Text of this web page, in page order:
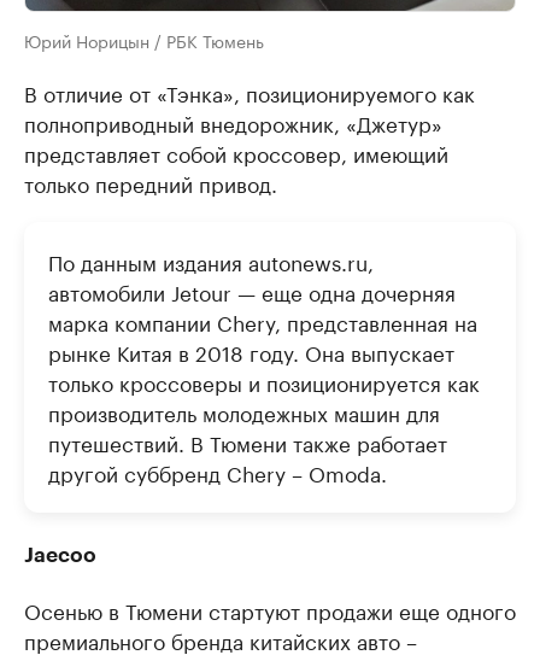
Юрий Норицын / РБК Тюмень
В отличие от «Тэнка», позиционируемого как
полноприводный внедорожник, «Джетур»
представляет собой кроссовер, имеющий
только передний привод.
По данным издания autonews.ru,
автомобили Jetour — еще одна дочерняя
марка компании Chery, представленная на
рынке Китая в 2018 году. Она выпускает
только кроссоверы и позиционируется как
производитель молодежных машин для
путешествий. В Тюмени также работает
другой суббренд Chery – Omoda.
Jaecoo
Осенью в Тюмени стартуют продажи еще одного
премиального бренда китайских авто –